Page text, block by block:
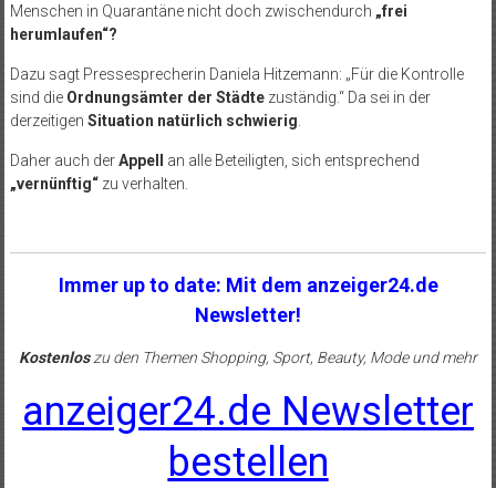
Menschen in Quarantäne nicht doch zwischendurch „frei
herumlaufen“?
Dazu sagt Pressesprecherin Daniela Hitzemann: „Für die Kontrolle
sind die Ordnungsämter der Städtezuständig.“ Da sei in der
derzeitigen Situation natürlich schwierig
Daher auch derAppell
an alle Beteiligten, sich entsprechend
„vernünftig“zu verhalten.
Immer up to date: Mit dem anzeiger24.de
Newsletter!
Kostenloszu den Themen Shopping, Sport, Beauty, Mode und mehr
anzeiger24.de Newsletter
bestellen